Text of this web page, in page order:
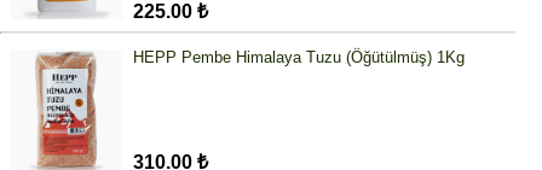
225.00 ₺
HEPP Pembe Himalaya Tuzu (Öğütülmüş) 1Kg
310.00 ₺